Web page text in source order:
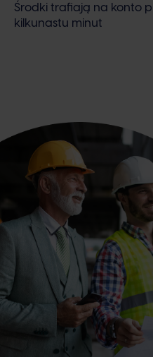
Środki trafiają na konto
kilkunastu minut